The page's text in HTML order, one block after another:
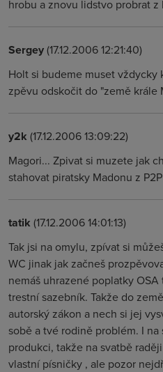
hrobu a znovu lidstvo probrat
Sergey(17.12.2006 12:21:40)
Holt si budeme muset vždycky
zpěvu odskočit do "země krále
y2k (17.12.2006 13:09:22)
Magori... Zpivat si muzete jak
stahovat piratsky Madonu z
tatik (17.12.2006 14:01:13)
Tak jsi na omylu, zpívat si
WC jinak jak začneš
nemáš uhrazené poplatky
trestní sazebník. Takže do
autorský zákon a nech si jej
sobě a tvé rodině problém. I
produkci, takže na svatbě
vlastní písničky , ale pozor